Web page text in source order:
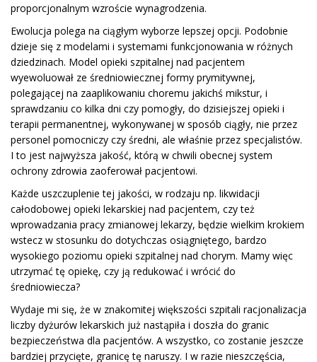
proporcjonalnym wzroście wynagrodzenia.
Ewolucja polega na ciągłym wyborze lepszej opcji. Podobnie
dzieje się z modelami i systemami funkcjonowania w różnych
dziedzinach. Model opieki szpitalnej nad pacjentem
wyewoluował ze średniowiecznej formy prymitywnej,
polegającej na zaaplikowaniu choremu jakichś mikstur, i
sprawdzaniu co kilka dni czy pomogły, do dzisiejszej opieki i
terapii permanentnej, wykonywanej w sposób ciągły, nie przez
personel pomocniczy czy średni, ale właśnie przez specjalistów.
I to jest najwyższa jakość, którą w chwili obecnej system
ochrony zdrowia zaoferował pacjentowi.
Każde uszczuplenie tej jakości, w rodzaju np. likwidacji
całodobowej opieki lekarskiej nad pacjentem, czy też
wprowadzania pracy zmianowej lekarzy, będzie wielkim krokiem
wstecz w stosunku do dotychczas osiągniętego, bardzo
wysokiego poziomu opieki szpitalnej nad chorym. Mamy więc
utrzymać tę opiekę, czy ją redukować i wrócić do
średniowiecza?
Wydaje mi się, że w znakomitej większości szpitali racjonalizacja
liczby dyżurów lekarskich już nastąpiła i doszła do granic
bezpieczeństwa dla pacjentów. A wszystko, co zostanie jeszcze
bardziej przycięte, granicę tę naruszy. I w razie nieszczęścia,